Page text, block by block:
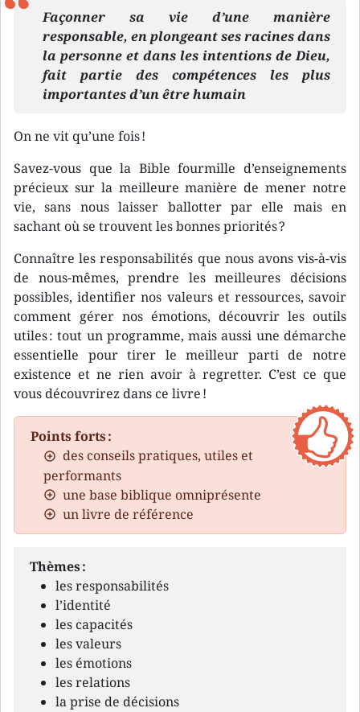
Façonner sa vie d’une manière
responsable, en plongeant ses racines dans
la personne et dans les intentions de Dieu,
fait partie des compétences les plus
importantes d’un être humain
On ne vit qu’une fois !
Savez-vous que la Bible fourmille d’enseignements
précieux sur la meilleure manière de mener notre
vie, sans nous laisser ballotter par elle mais en
sachant où se trouvent les bonnes priorités ?
Connaître les responsabilités que nous avons vis-à-vis
de nous-mêmes, prendre les meilleures décisions
possibles, identifier nos valeurs et ressources, savoir
comment gérer nos émotions, découvrir les outils
utiles : tout un programme, mais aussi une démarche
essentielle pour tirer le meilleur parti de notre
existence et ne rien avoir à regretter. C’est ce que
vous découvrirez dans ce livre !
Points forts :
des conseils pratiques, utiles et
performants
une base biblique omniprésente
un livre de référence
Thèmes :
les responsabilités
l’identité
les capacités
les valeurs
les émotions
les relations
la prise de décisions